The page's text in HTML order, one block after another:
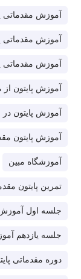
آموزش مقدماتی
آموزش مقدماتی
آموزش مقدماتی
آموزش پایتون از
آموزش پایتون
آموزش پایتون
آموزشگاه مبین
تمرین پایتون
جلسه اول آموزش
جلسه یازدهم
دوره مقدماتی